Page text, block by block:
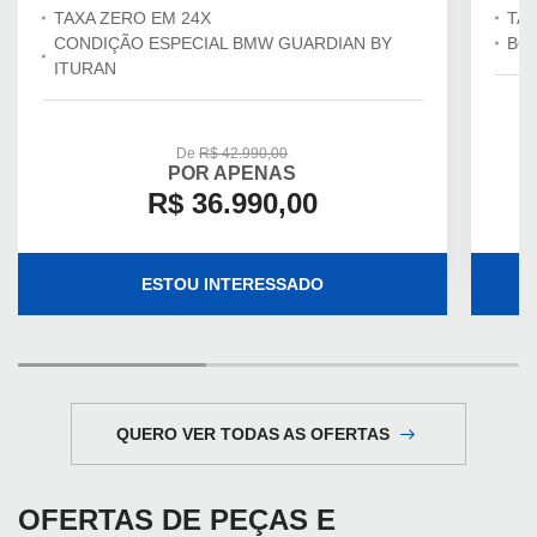
TAXA ZERO EM 24X
CONDIÇÃO ESPECIAL BMW GUARDIAN BY
ITURAN
DeR$ 42.990,00
POR APENAS
R$ 36.990,00
ESTOU INTERESSADO
QUERO VER TODAS AS OFERTAS
OFERTAS DE PEÇAS E